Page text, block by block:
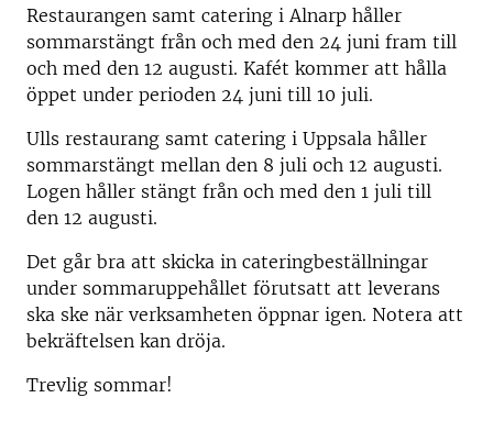
Restaurangen samt catering i Alnarp håller
sommarstängt från och med den 24 juni fram till
och med den 12 augusti. Kafét kommer att hålla
öppet under perioden 24 juni till 10 juli.
Ulls restaurang samt catering i Uppsala håller
sommarstängt mellan den 8 juli och 12 augusti.
Logen håller stängt från och med den 1 juli till
den 12 augusti.
Det går bra att skicka in cateringbeställningar
under sommaruppehållet förutsatt att leverans
ska ske när verksamheten öppnar igen. Notera att
bekräftelsen kan dröja.
Trevlig sommar!